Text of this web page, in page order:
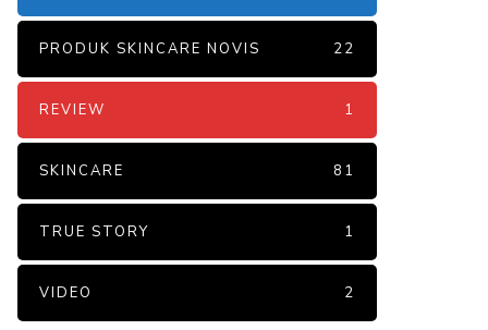
PRODUK SKINCARE NOVIS 22
REVIEW 1
SKINCARE 81
TRUE STORY 1
VIDEO 2